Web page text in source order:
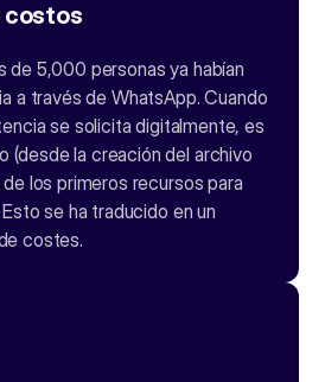
costos
de 5,000 personas ya habían
a través de WhatsApp. Cuando
se solicita digitalmente, es
(desde la creación del archivo
los primeros recursos para
se ha traducido en un
costes.